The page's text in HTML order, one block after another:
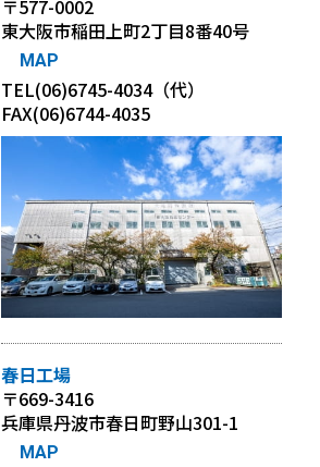
〒577-0002
東大阪市稲田上町2丁目8番40号
MAP
TEL(06)6745-4034（代）
FAX(06)6744-4035
春日工場
〒669-3416
兵庫県丹波市春日町野山301-1
MAP